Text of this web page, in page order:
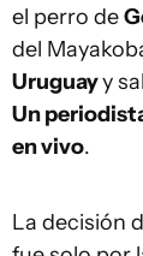
el perro de
del
Uruguayy
Un
en vivo.
La decisión